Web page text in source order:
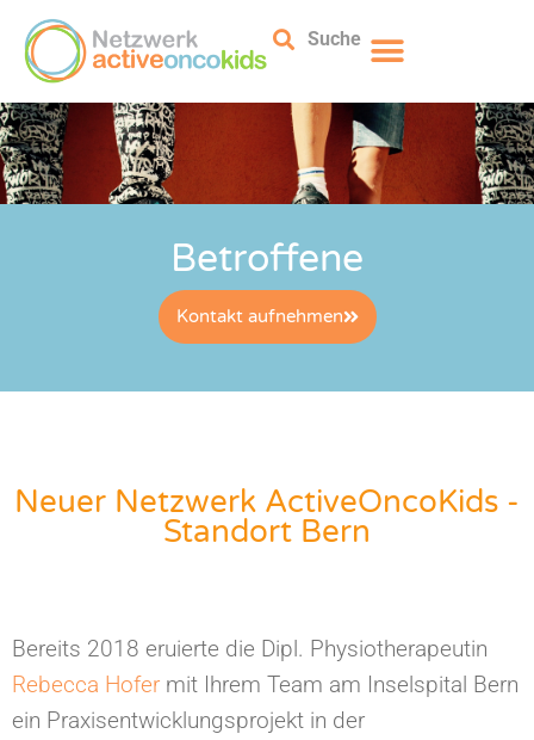
Suche
Betroffene
Kontakt aufnehmen
Neuer Netzwerk ActiveOncoKids -
Standort Bern
Bereits 2018 eruierte die Dipl. Physiotherapeutin
Rebecca Hofer mit Ihrem Team am Inselspital Bern
ein Praxisentwicklungsprojekt in der